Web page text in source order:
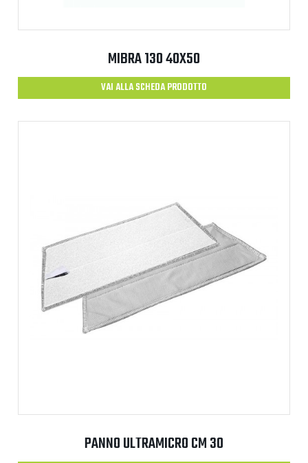
MIBRA 130 40X50
VAI ALLA SCHEDA PRODOTTO
PANNO ULTRAMICRO CM 30